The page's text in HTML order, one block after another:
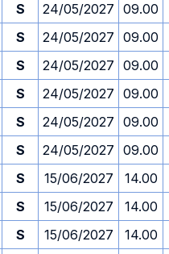
S 24/05/2027 09.00
S 24/05/2027 09.00
S 24/05/2027 09.00
S 24/05/2027 09.00
S 24/05/2027 09.00
S 24/05/2027 09.00
S 15/06/2027 14.00
S 15/06/2027 14.00
S 15/06/2027 14.00